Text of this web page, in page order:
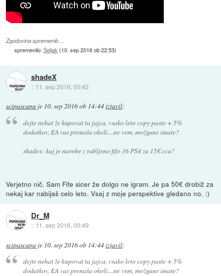
Zgodovina sprememb…
spremenilo:Seljak(10. sep 2016 ob 22:53)
shadeX
:: 11. sep 2016, 00:42
scipascapa je 10. sep 2016 ob 14:44izjavil:
dejte nehat že kupovat ta jajca, vsako leto copy paste + 5%
dodatkov, EA vas prenaša okoli....ne vem, možgane imate?
shadex: kaj je narobe z rabljeno fifo 16 PS4 za 15€ cca?
Verjetno nič. Sam Fife sicer že dolgo ne igram. Je pa 50€ drobiž za
nekaj kar nabijaš celo leto. Vsaj z moje perspektive gledano no. :)
Dr_M
:: 11. sep 2016, 00:49
scipascapa je 10. sep 2016 ob 14:44izjavil:
dejte nehat že kupovat ta jajca, vsako leto copy paste + 5%
dodatkov, EA vas prenaša okoli....ne vem, možgane imate?